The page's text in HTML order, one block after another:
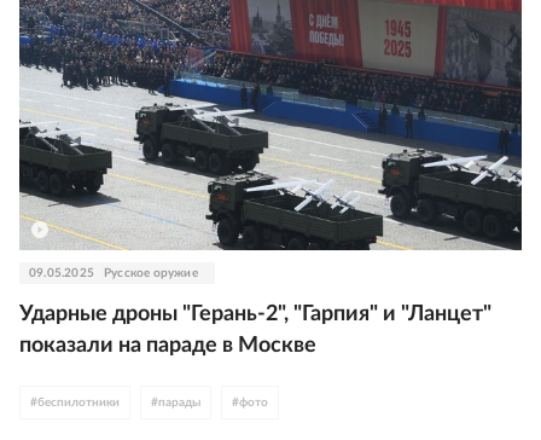
09.05.2025 Русское оружие
Ударные дроны "Герань-2", "Гарпия" и "Ланцет"
показали на параде в Москве
#беспилотники #парады #фото